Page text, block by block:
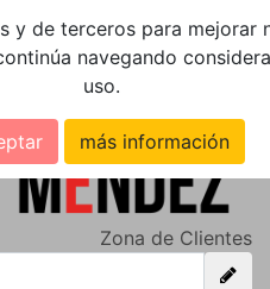
y de terceros para mejorar
navegando
uso.
más información
Zona de Clientes